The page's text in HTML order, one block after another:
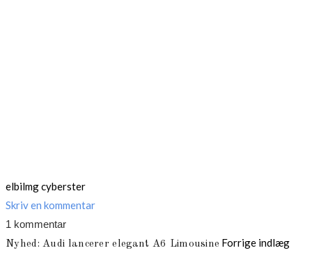
elbilmg cyberster
Skriv en kommentar
1 kommentar
Indlægsnavigation
Nyhed: Audi lancerer elegant A6 Limousine Forrige indlæg